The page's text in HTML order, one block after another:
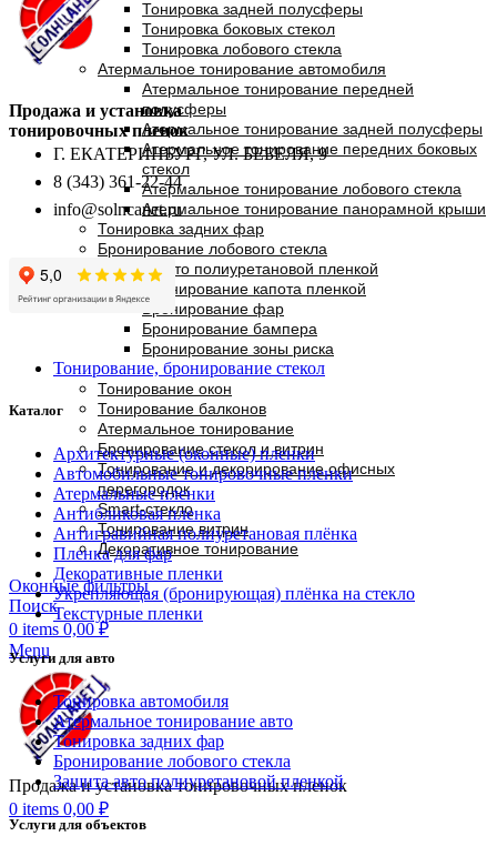
Тонировка задней полусферы
Тонировка боковых стекол
Тонировка лобового стекла
Атермальное тонирование автомобиля
Атермальное тонирование передней
полусферы
Атермальное тонирование задней полусферы
Атермальное тонирование передних боковых
стекол
Атермальное тонирование лобового стекла
Атермальное тонирование панорамной крыши
Тонировка задних фар
Бронирование лобового стекла
Защита авто полиуретановой пленкой
Бронирование капота пленкой
Бронирование фар
Бронирование бампера
Бронирование зоны риска
Тонирование, бронирование стекол
Тонирование окон
Тонирование балконов
Атермальное тонирование
Бронирование стекол и витрин
Тонирование и декорирование офисных
перегородок
Smart-стекло
Тонирование витрин
Декоративное тонирование
Оконные фильтры
Поиск
0 items 0,00₽
Menu
Продажа и установка тонировочных пленок
0 items 0,00 ₽
Продажа и установка
тонировочных пленок
Г. ЕКАТЕРИНБУРГ, УЛ. БЕБЕЛЯ, 9
8 (343) 361-22-44
info@solncanet.ru
Каталог
Архитектурные (оконные) пленки
Автомобильные тонировочные пленки
Атермальные пленки
Антибликовая пленка
Антигравийная полиуретановая плёнка
Пленка для фар
Декоративные пленки
Укрепляющая (бронирующая) плёнка на стекло
Текстурные пленки
Услуги для авто
Тонировка автомобиля
Атермальное тонирование авто
Тонировка задних фар
Бронирование лобового стекла
Защита авто полиуретановой пленкой
Услуги для объектов